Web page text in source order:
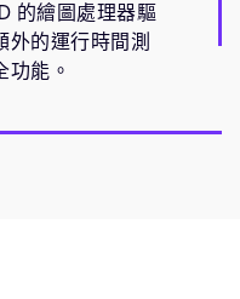
的繪圖處理器驅
外的運行時間測
功能。